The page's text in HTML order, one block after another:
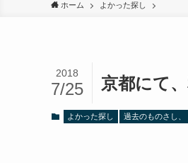
ホーム よかった探し
京都にて
2018
7/25
よかった探し 過去のものさし